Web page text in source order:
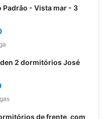
- Vista mar - 3
2 dormitórios José
de frente, com